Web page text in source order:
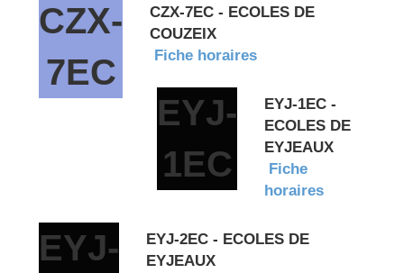
CZX-
7EC
CZX-7EC - ECOLES DE
COUZEIX
Fiche horaires
EYJ-
1EC
EYJ-1EC -
ECOLES DE
EYJEAUX
Fiche
horaires
EYJ-
EYJ-2EC - ECOLES DE
EYJEAUX